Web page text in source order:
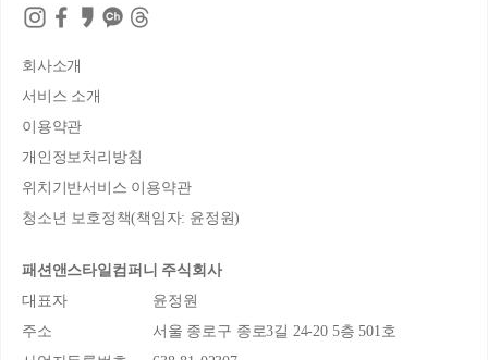
회사소개
서비스 소개
이용약관
개인정보처리방침
위치기반서비스 이용약관
청소년 보호정책(책임자: 윤정원)
패션앤스타일컴퍼니 주식회사
대표자
윤정원
주소
서울 종로구 종로3길 24-20 5층 501호